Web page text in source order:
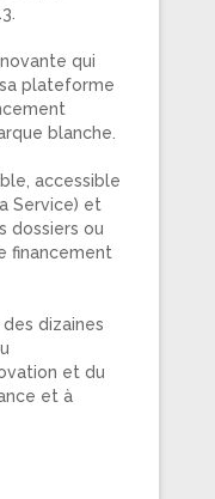
qui
plateforme
blanche.
accessible
Service) et
dossiers ou
financement
dizaines
et du
et à